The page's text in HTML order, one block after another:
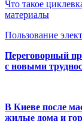
Что такое
материалы
Пользование
Переговорный
с новыми
В Киеве после
жилые дома и